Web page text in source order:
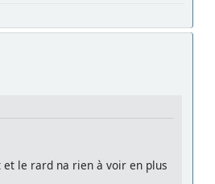
le rard na rien à voir en plus